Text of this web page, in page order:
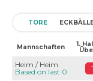
TORE
Mannschaften 1.
Heim / Heim
Based on last 0